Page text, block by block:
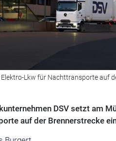
Elektro-Lkw für Nachttransporte auf
DSV setzt am
auf der Brennerstrecke